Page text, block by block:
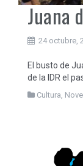
Juana
24 octubre,
El busto de
de la IDR el
Cultura